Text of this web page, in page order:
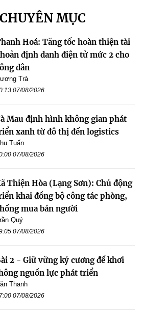
MỤC
Hoá: Tăng tốc hoàn thiện tài
định danh điện tử mức 2 cho
dân
Trà
07/08/2026
Mau định hình không gian phát
xanh từ đô thị đến logistics
Tuấn
07/08/2026
Thiện Hòa (Lạng Sơn): Chủ động
khai đồng bộ công tác phòng,
mua bán người
Quý
07/08/2026
2 - Giữ vững kỷ cương để khơi
nguồn lực phát triển
Thanh
07/08/2026